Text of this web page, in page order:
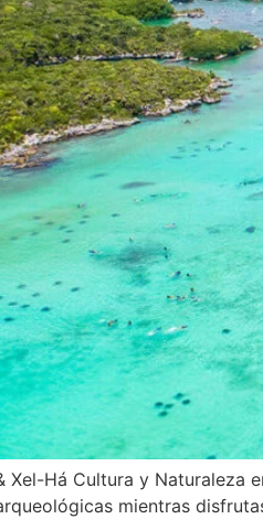
Xel-Há Cultura y Naturaleza
mientras